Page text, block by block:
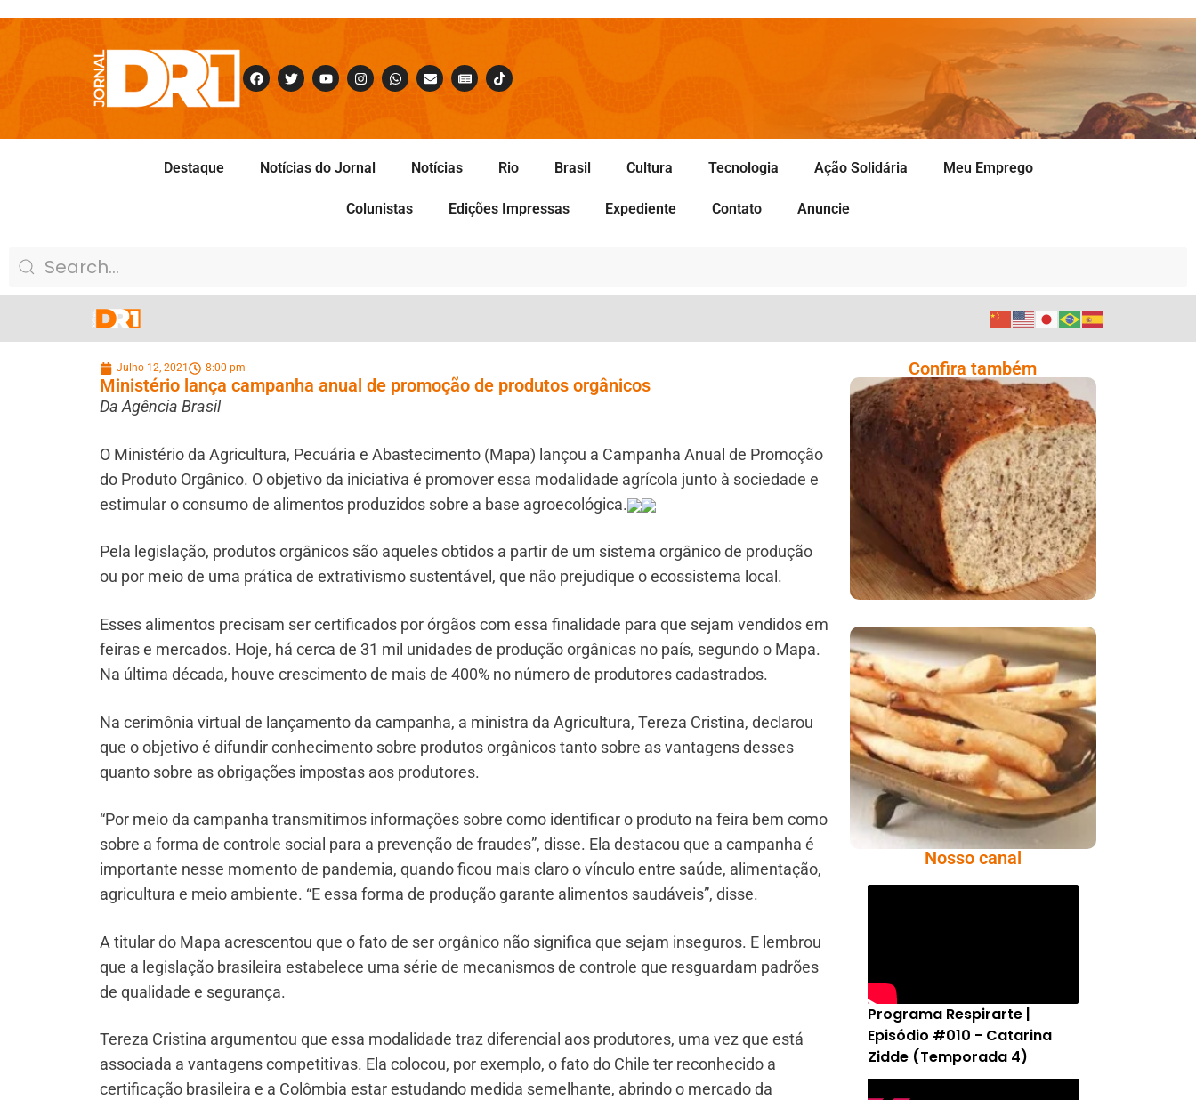
Destaque Notícias do Jornal Notícias Rio Brasil Cultura Tecnologia Ação Solidária Meu Emprego
Colunistas Edições Impressas Expediente Contato Anuncie
Julho 12, 2021 8:00 pm
Ministério lança campanha anual de promoção de produtos orgânicos
Da Agência Brasil
O Ministério da Agricultura, Pecuária e Abastecimento (Mapa) lançou a Campanha Anual de Promoção
do Produto Orgânico. O objetivo da iniciativa é promover essa modalidade agrícola junto à sociedade e
estimular o consumo de alimentos produzidos sobre a base agroecológica.
Pela legislação, produtos orgânicos são aqueles obtidos a partir de um sistema orgânico de produção
ou por meio de uma prática de extrativismo sustentável, que não prejudique o ecossistema local.
Esses alimentos precisam ser certificados por órgãos com essa finalidade para que sejam vendidos em
feiras e mercados. Hoje, há cerca de 31 mil unidades de produção orgânicas no país, segundo o Mapa.
Na última década, houve crescimento de mais de 400% no número de produtores cadastrados.
Na cerimônia virtual de lançamento da campanha, a ministra da Agricultura, Tereza Cristina, declarou
que o objetivo é difundir conhecimento sobre produtos orgânicos tanto sobre as vantagens desses
quanto sobre as obrigações impostas aos produtores.
“Por meio da campanha transmitimos informações sobre como identificar o produto na feira bem como
sobre a forma de controle social para a prevenção de fraudes”, disse. Ela destacou que a campanha é
importante nesse momento de pandemia, quando ficou mais claro o vínculo entre saúde, alimentação,
agricultura e meio ambiente. “E essa forma de produção garante alimentos saudáveis”, disse.
A titular do Mapa acrescentou que o fato de ser orgânico não significa que sejam inseguros. E lembrou
que a legislação brasileira estabelece uma série de mecanismos de controle que resguardam padrões
de qualidade e segurança.
Tereza Cristina argumentou que essa modalidade traz diferencial aos produtores, uma vez que está
associada a vantagens competitivas. Ela colocou, por exemplo, o fato do Chile ter reconhecido a
certificação brasileira e a Colômbia estar estudando medida semelhante, abrindo o mercado da
Confira também
Comer Bem: Pão Low
Carb
Comer Bem:
Palitinhos De Cebola
E Salsa
Nosso canal
Programa Respirarte |
Episódio #010 - Catarina
Zidde (Temporada 4)